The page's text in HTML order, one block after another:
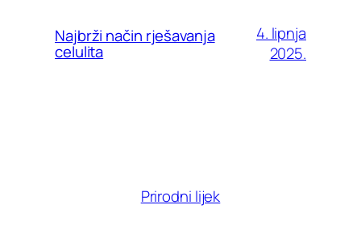
Najbrži način rješavanja
celulita
4. lipnja
2025.
Prirodni lijek